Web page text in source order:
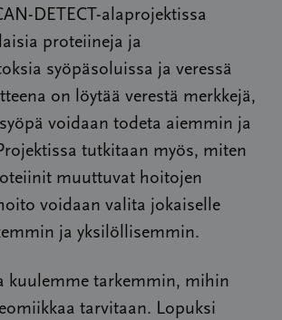
DETECT-alaprojektissa
proteiineja ja
syöpäsoluissa ja veressä
on löytää verestä merkkejä,
voidaan todeta aiemmin ja
tutkitaan myös, miten
muuttuvat hoitojen
voidaan valita jokaiselle
ja yksilöllisemmin.
kuulemme tarkemmin, mihin
tarvitaan. Lopuksi